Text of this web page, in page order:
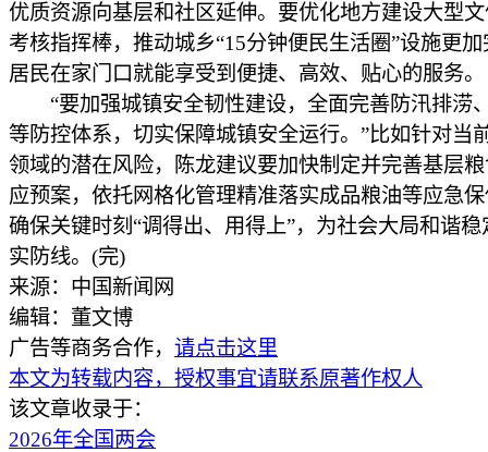
优质资源向基层和社区延伸。要优化地方建设大型
考核指挥棒，推动城乡“15分钟便民生活圈”设施更
居民在家门口就能享受到便捷、高效、贴心的服务。
“要加强城镇安全韧性建设，全面完善防汛排涝
等防控体系，切实保障城镇安全运行。”比如针对当
领域的潜在风险，陈龙建议要加快制定并完善基层
应预案，依托网格化管理精准落实成品粮油等应急
确保关键时刻“调得出、用得上”，为社会大局和谐稳
实防线。(完)
来源：中国新闻网
编辑：董文博
广告等商务合作， 请点击这里
本文为转载内容，授权事宜请联系原著作权人
该文章收录于：
2026年全国两会